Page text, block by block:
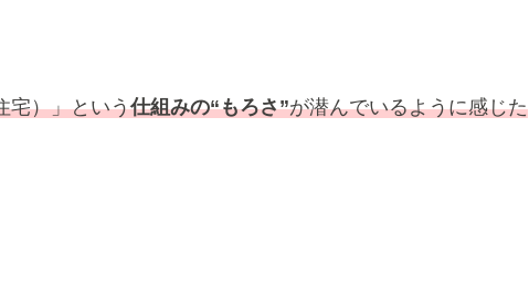
宅）」という仕組みの“もろさ”が潜んでいるように感じた